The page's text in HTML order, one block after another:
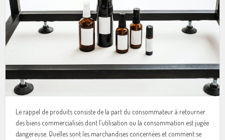
Le rappel de produits consiste de la part du consommateur à retourner
des biens commercialisés dont l’utilisation ou la consommation est jugée
dangereuse. Quelles sont les marchandises concernées et comment se